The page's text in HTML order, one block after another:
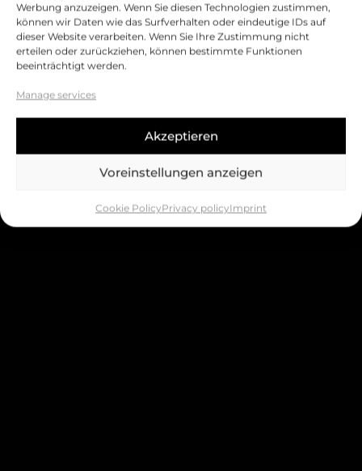
Werbung anzuzeigen. Wenn Sie diesen Technologien zustimmen,
können wir Daten wie das Surfverhalten oder eindeutige IDs auf
dieser Website verarbeiten. Wenn Sie Ihre Zustimmung nicht
erteilen oder zurückziehen, können bestimmte Funktionen
beeinträchtigt werden.
Manage services
Akzeptieren
Voreinstellungen anzeigen
Cookie PolicyPrivacy policyImprint